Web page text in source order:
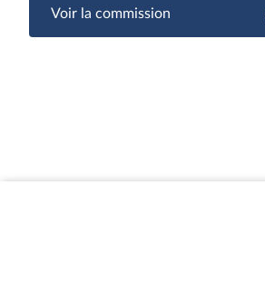
Voir la commission